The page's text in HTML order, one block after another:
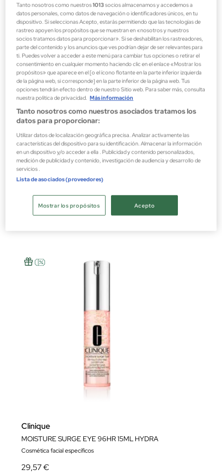
Clinique
Crema de noche
Clinique
MOISTURE SURGE EYE 96HR 15ML HYDRA
Cosmética facial específicos
29,57 €
Tanto nosotros como nuestros1013 socios almacenamos y accedemos a
datos personales, como datos de navegación o identificadores únicos, en tu
dispositivo. Si seleccionas Acepto, estarás permitiendo que las tecnologías de
rastreo apoyen los propósitos que se muestran en «nosotros y nuestros
socios tratamos datos para proporcionar». Si se deshabilitan los rastreadores,
parte del contenido y los anuncios que ves podrían dejar de ser relevantes para
ti. Puedes volver a acceder a este menú para cambiar tus opciones o retirar el
consentimiento en cualquier momento haciendo clic en el enlace «Mostrar los
propósitos» que aparece en el [o el ícono flotante en la parte inferior izquierda
de la página web, si corresponde] en la parte inferior de la página web. Tus
opciones tendrán efecto dentro de nuestro Sitio web. Para saber más, consulta
nuestra política de privacidad. Más información
Tanto nosotros como nuestros asociados tratamos los
datos para proporcionar:
Utilizar datos de localización geográfica precisa. Analizar activamente las
características del dispositivo para su identificación. Almacenar la información
en un dispositivo y/o acceder a ella . Publicidad y contenido personalizados,
medición de publicidad y contenido, investigación de audiencia y desarrollo de
servicios .
Lista de asociados (proveedores)
Acepto
Mostrar los propósitos